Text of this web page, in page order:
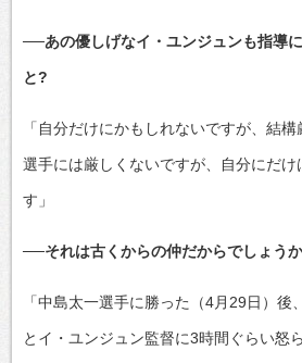
──あの優しげなイ・ユンジュンも指導
と?
「自分だけにかもしれないですが、結
選手には厳しくないですが、自分にだけ
す」
──それは古くからの仲だからでしょうか
「中島太一選手に勝った（4月29日）後
とイ・ユンジュン監督に3時間ぐらい怒